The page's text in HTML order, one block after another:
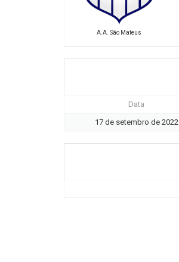
A.A. São Mateus
Data
17 de setembro de 2022